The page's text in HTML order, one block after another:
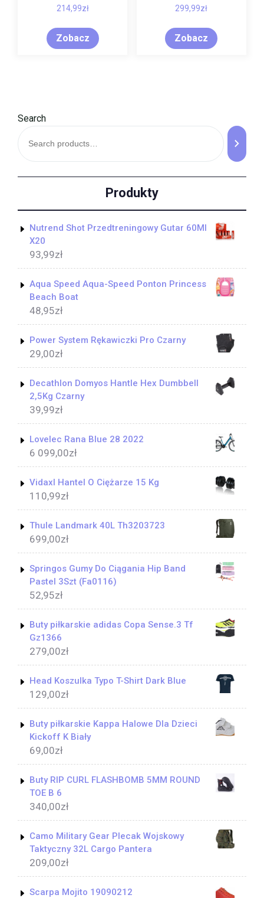
214,99zł
Zobacz
299,99zł
Zobacz
Search
Produkty
Nutrend Shot Przedtreningowy Gutar 60Ml
X20
93,99zł
Aqua Speed Aqua-Speed Ponton Princess
Beach Boat
48,95zł
Power System Rękawiczki Pro Czarny
29,00zł
Decathlon Domyos Hantle Hex Dumbbell
2,5Kg Czarny
39,99zł
Lovelec Rana Blue 28 2022
6 099,00zł
Vidaxl Hantel O Ciężarze 15 Kg
110,99zł
Thule Landmark 40L Th3203723
699,00zł
Springos Gumy Do Ciągania Hip Band
Pastel 3Szt (Fa0116)
52,95zł
Buty piłkarskie adidas Copa Sense.3 Tf
Gz1366
279,00zł
Head Koszulka Typo T-Shirt Dark Blue
129,00zł
Buty piłkarskie Kappa Halowe Dla Dzieci
Kickoff K Biały
69,00zł
Buty RIP CURL FLASHBOMB 5MM ROUND
TOE B 6
340,00zł
Camo Military Gear Plecak Wojskowy
Taktyczny 32L Cargo Pantera
209,00zł
Scarpa Mojito 19090212